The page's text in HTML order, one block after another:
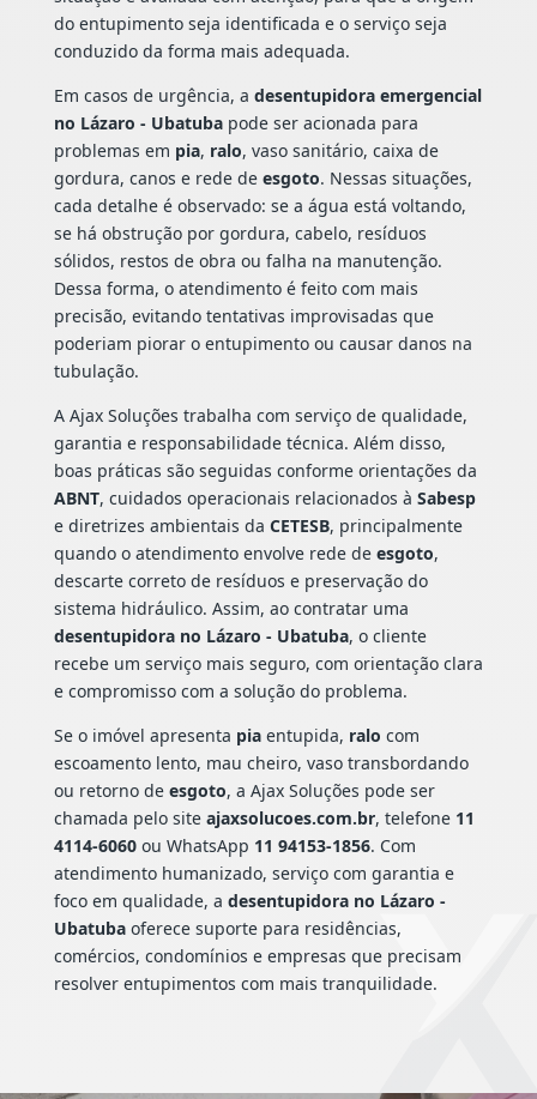
do entupimento seja identificada e o serviço seja
conduzido da forma mais adequada.
Em casos de urgência, a desentupidora emergencial
no Lázaro - Ubatubapode ser acionada para
problemas em pia, ralo, vaso sanitário, caixa de
gordura, canos e rede de esgoto. Nessas situações,
cada detalhe é observado: se a água está voltando,
se há obstrução por gordura, cabelo, resíduos
sólidos, restos de obra ou falha na manutenção.
Dessa forma, o atendimento é feito com mais
precisão, evitando tentativas improvisadas que
poderiam piorar o entupimento ou causar danos na
tubulação.
A Ajax Soluções trabalha com serviço de qualidade,
garantia e responsabilidade técnica. Além disso,
boas práticas são seguidas conforme orientações da
ABNT, cuidados operacionais relacionados à Sabesp
e diretrizes ambientais da CETESB, principalmente
quando o atendimento envolve rede de esgoto,
descarte correto de resíduos e preservação do
sistema hidráulico. Assim, ao contratar uma
desentupidora no Lázaro - Ubatuba, o cliente
recebe um serviço mais seguro, com orientação clara
e compromisso com a solução do problema.
Se o imóvel apresenta piaentupida, ralo com
escoamento lento, mau cheiro, vaso transbordando
ou retorno de esgoto, a Ajax Soluções pode ser
chamada pelo site ajaxsolucoes.com.br, telefone 11
4114-6060ou WhatsApp 11 94153-1856. Com
atendimento humanizado, serviço com garantia e
foco em qualidade, a desentupidora no Lázaro -
Ubatubaoferece suporte para residências,
comércios, condomínios e empresas que precisam
resolver entupimentos com mais tranquilidade.